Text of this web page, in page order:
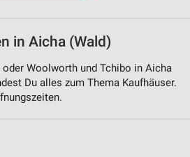
in Aicha (Wald)
Woolworth und Tchibo in Aicha
Du alles zum Thema Kaufhäuser.